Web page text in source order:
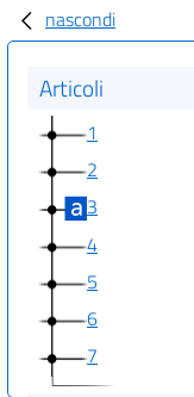
nascondi
Articoli
1
2
3
4
5
6
7